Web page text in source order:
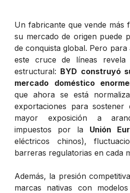
Un fabricante que vende más
su mercado de origen puede
de conquista global. Pero para
este cruce de líneas revela
estructural: BYD construyó
mercado doméstico
que ahora se está
exportaciones para sostener
mayor exposición a
impuestos por la Unión
eléctricos chinos),
barreras regulatorias en cada
Además, la presión
marcas nativas con